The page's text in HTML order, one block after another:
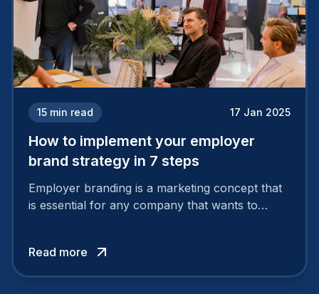
15 min read 17 Jan 2025
How to implement your employer
brand strategy in 7 steps
Employer branding is a marketing concept that
is essential for any company that wants to
solid and positive employer brand are clear, you
cannot simply wave a magic wand for it to be
Read more